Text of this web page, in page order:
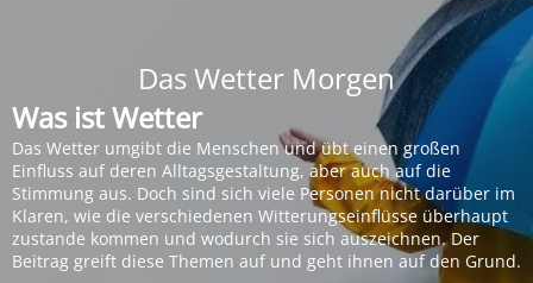
Das Wetter Morgen
Was ist Wetter
Das Wetter umgibt die Menschen und übt einen großen
Einfluss auf deren Alltagsgestaltung, aber auch auf die
Stimmung aus. Doch sind sich viele Personen nicht darüber im
Klaren, wie die verschiedenen Witterungseinflüsse überhaupt
zustande kommen und wodurch sie sich auszeichnen. Der
Beitrag greift diese Themen auf und geht ihnen auf den Grund.